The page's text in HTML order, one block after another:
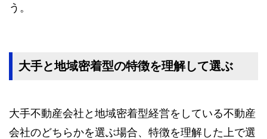
う。
大手と地域密着型の特徴を理解して選ぶ
大手不動産会社と地域密着型経営をしている不動産
会社のどちらかを選ぶ場合、特徴を理解した上で選